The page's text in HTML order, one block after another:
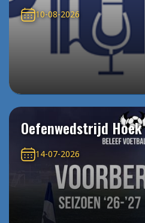
10-08-2026
Oefenwedstrijd Hoek
14-07-2026